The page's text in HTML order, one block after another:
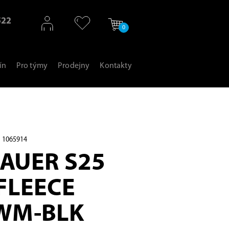
0
Pro týmy Prodejny Kontakty
1065914
S25
BLK